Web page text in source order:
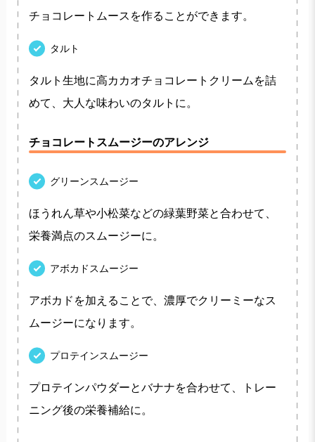
チョコレートムースを作ることができます。
タルト
タルト生地に高カカオチョコレートクリームを詰
めて、大人な味わいのタルトに。
チョコレートスムージーのアレンジ
グリーンスムージー
ほうれん草や小松菜などの緑葉野菜と合わせて、
栄養満点のスムージーに。
アボカドスムージー
アボカドを加えることで、濃厚でクリーミーなス
ムージーになります。
プロテインスムージー
プロテインパウダーとバナナを合わせて、トレー
ニング後の栄養補給に。